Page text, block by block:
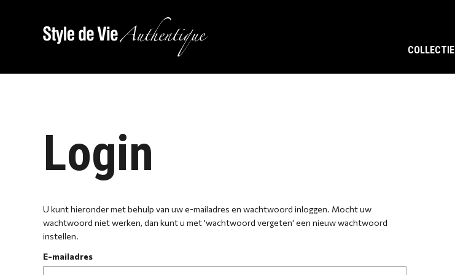
COLLECTIE
Login
U kunt hieronder met behulp van uw e-mailadres en wachtwoord inloggen. Mocht uw
wachtwoord niet werken, dan kunt u met 'wachtwoord vergeten' een nieuw wachtwoord
instellen.
E-mailadres